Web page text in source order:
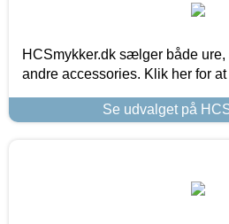
HCSmykker.dk sælger både
andre accessories. Klik her for
Se udvalget på